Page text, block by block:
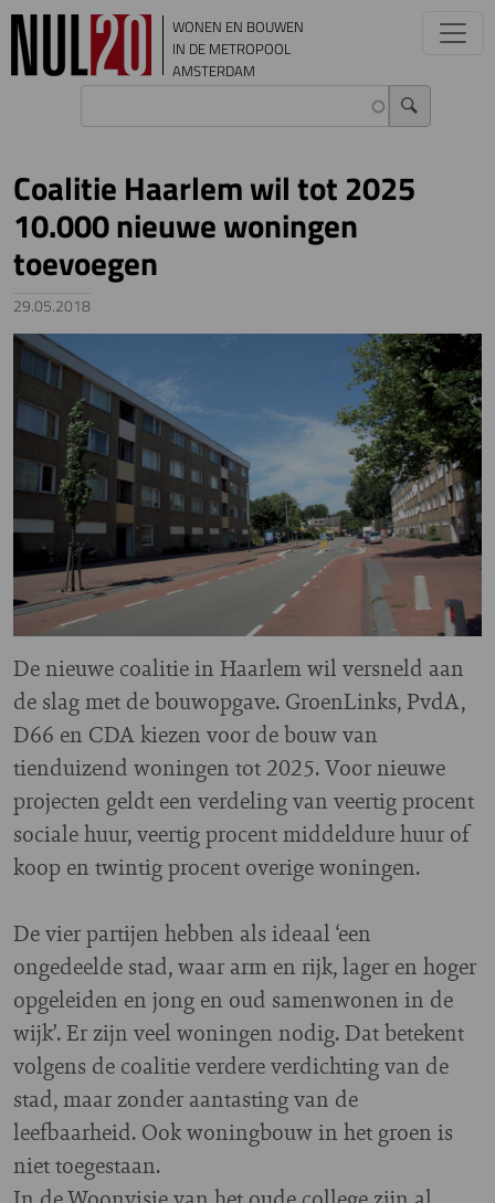
Overslaan en naar de inhoud gaan
WONEN EN BOUWEN
IN DE METROPOOL
AMSTERDAM
Coalitie Haarlem wil tot 2025
10.000 nieuwe woningen
toevoegen
29.05.2018
Image
De nieuwe coalitie in Haarlem wil versneld aan
de slag met de bouwopgave. GroenLinks, PvdA,
D66 en CDA kiezen voor de bouw van
tienduizend woningen tot 2025. Voor nieuwe
projecten geldt een verdeling van veertig procent
sociale huur, veertig procent middeldure huur of
koop en twintig procent overige woningen.
De vier partijen hebben als ideaal ‘een
ongedeelde stad, waar arm en rijk, lager en hoger
opgeleiden en jong en oud samenwonen in de
wijk’. Er zijn veel woningen nodig. Dat betekent
volgens de coalitie verdere verdichting van de
stad, maar zonder aantasting van de
leefbaarheid. Ook woningbouw in het groen is
niet toegestaan.